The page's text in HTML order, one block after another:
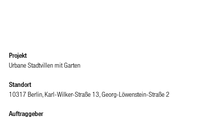
Projekt
Urbane Stadtvillen mit Garten
Standort
10317 Berlin, Karl-Wilker-Straße 13, Georg-Löwenstein-Straße 2
Auftraggeber